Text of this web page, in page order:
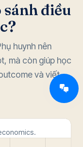
sánh điều
huynh nên
mà còn giúp học
và viết